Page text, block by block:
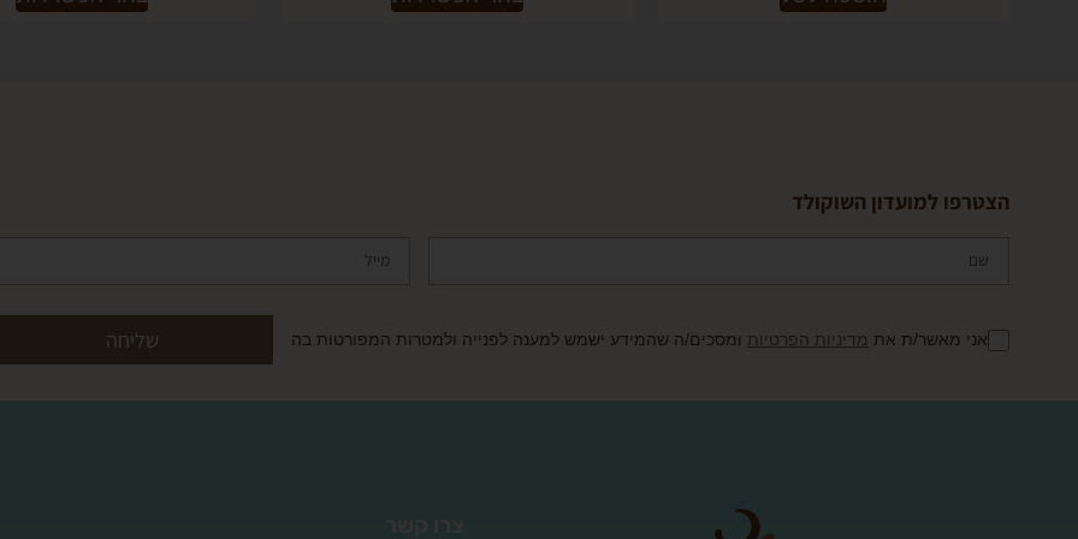
הצטרפו למועדון השוקולד
אני מאשר/ת את מדיניות הפרטיות ומסכים/ה שהמידע ישמש למענה לפנייה ולמטרות המפורטות בה שליחה